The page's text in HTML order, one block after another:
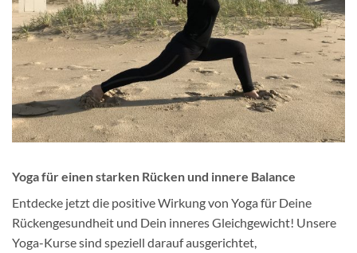
Yoga für einen starken Rücken und innere Balance
Entdecke jetzt die positive Wirkung von Yoga für Deine
Rückengesundheit und Dein inneres Gleichgewicht! Unsere
Yoga-Kurse sind speziell darauf ausgerichtet,